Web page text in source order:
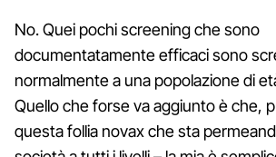
No. Quei pochi screening che sono
documentatamente efficaci sono
normalmente a una popolazione di
Quello che forse va aggiunto è che,
questa follia novax che sta